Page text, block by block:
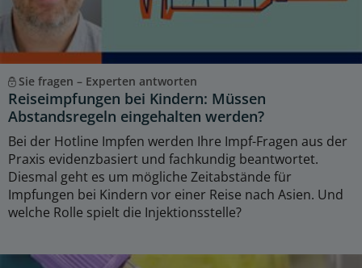
Sie fragen – Experten antworten
Reiseimpfungen bei Kindern: Müssen
Abstandsregeln eingehalten werden?
Bei der Hotline Impfen werden Ihre Impf-Fragen aus der
Praxis evidenzbasiert und fachkundig beantwortet.
Diesmal geht es um mögliche Zeitabstände für
Impfungen bei Kindern vor einer Reise nach Asien. Und
welche Rolle spielt die Injektionsstelle?